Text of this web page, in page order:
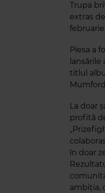
Trupa
extras
Piesa a
titlul
La doar
profită
în doar
ambiția,